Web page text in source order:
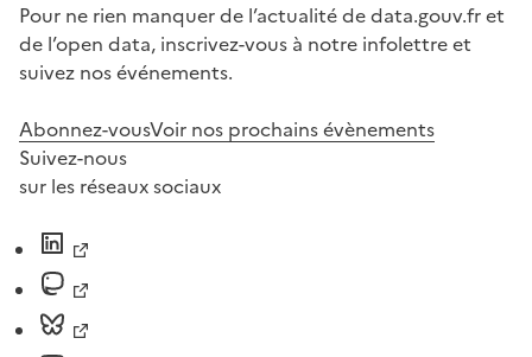
Pour ne rien manquer de l’actualité de data.gouv.fr et
de l’open data, inscrivez-vous à notre infolettre et
suivez nos événements.
Abonnez-vousVoir nos prochains évènements
Suivez-nous
sur les réseaux sociaux